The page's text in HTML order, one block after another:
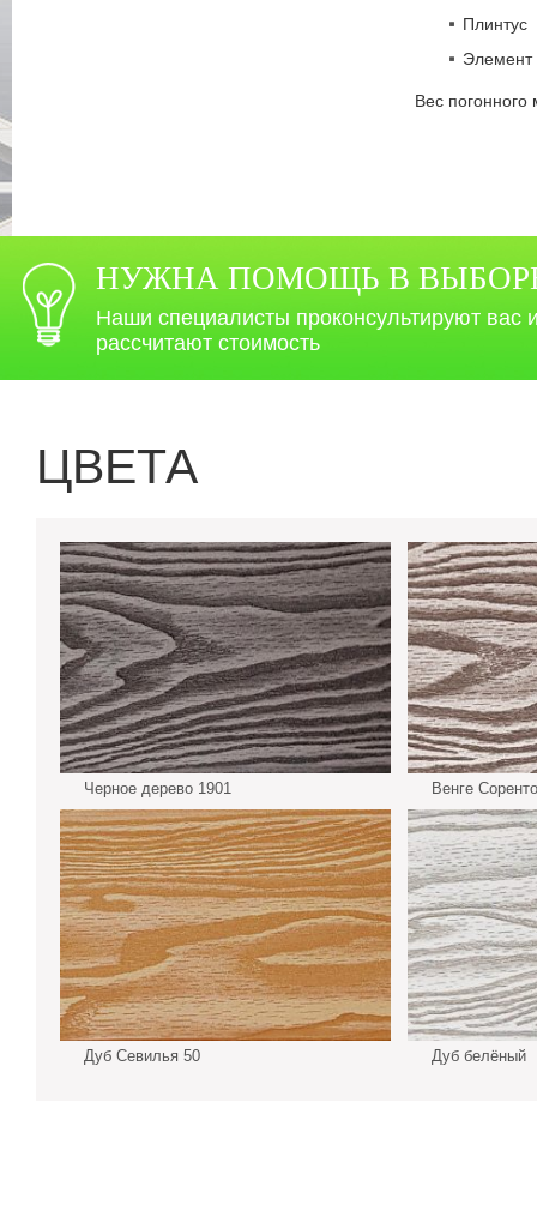
Плинтус
Элемент
Вес погонного
НУЖНА ПОМОЩЬ В
Наши специалисты проконсультируют вас
рассчитают стоимость
ЦВЕТА
Черное дерево 1901 Венге
Дуб Севилья 50 Дуб белёный